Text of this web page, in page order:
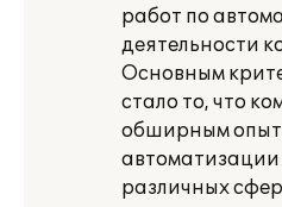
работ по
деятельности
Основным
стало то, что
обширным
различных